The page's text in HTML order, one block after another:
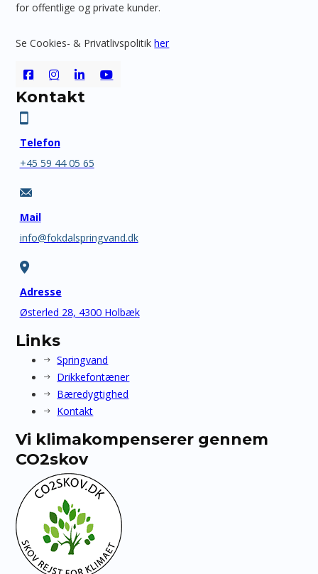
for offentlige og private kunder.
Se Cookies- & Privatlivspolitikher
Kontakt
Telefon
+45 59 44 05 65
Mail
info@fokdalspringvand.dk
Adresse
Østerled 28, 4300 Holbæk
Links
Springvand
Drikkefontæner
Bæredygtighed
Kontakt
Vi klimakompenserer gennem
CO2skov